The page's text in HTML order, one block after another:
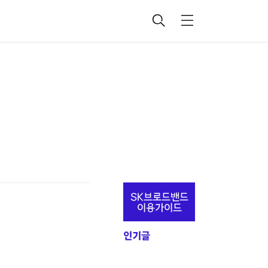
검
메
추
정
보
SK브로드밴드
이용가이드
인기글